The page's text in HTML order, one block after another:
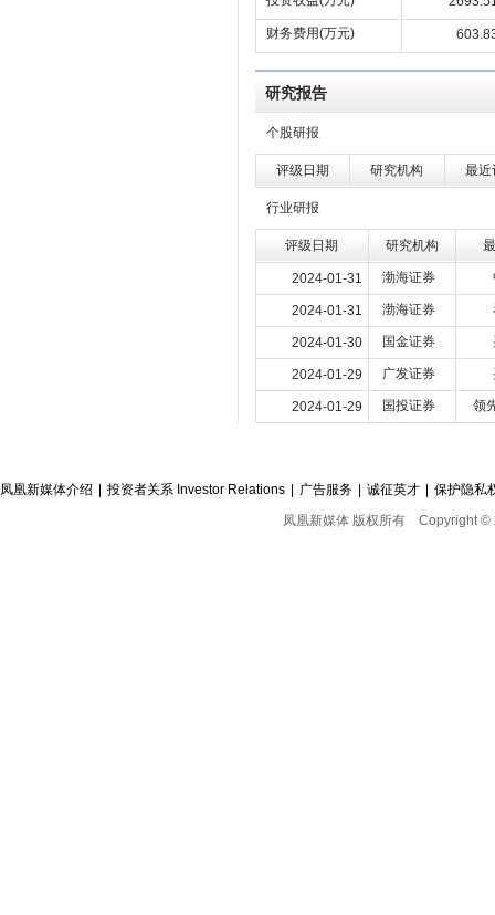
财务费用(万元)
研究报告
个股研报
评级日期 研究机构 最近
行业研报
评级日期 研究机构
2024-01-31 渤海证券
2024-01-31 渤海证券
2024-01-30 国金证券
2024-01-29 广发证券
2024-01-29 国投证券 领
凤凰新媒体介绍 投资者关系 Investor Relations 广告服务 诚征英才
保护隐私
凤凰新媒体 版权所有 Copyright ©